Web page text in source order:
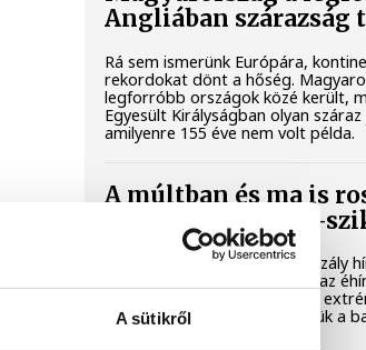
A sütikről
Angliában szárazság
Rá sem ismerünk Európára,
rekordokat dönt a hőség.
legforróbb országok közé került,
Egyesült Királyságban olyan
amilyenre 155 éve nem volt példa.
A múltban és ma is
hoz a dunai Ínség-
Újra kilátszik a Dunából az aszály
felbukkanása egyet jelentett az
pedig a klímaváltozás okozta
hívja fel a figyelmet. Elmeséljük a